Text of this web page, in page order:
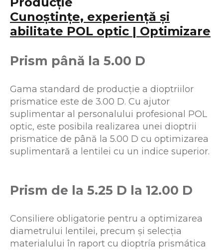
Cunoștințe, experiență și
abilitate POL optic | Optimizare
Prism până la 5.00 D
Gama standard de producție a dioptriilor
prismatice este de 3.00 D. Cu ajutor
suplimentar al personalului profesional POL
optic, este posibila realizarea unei dioptrii
prismatice de până la 5.00 D cu optimizarea
suplimentară a lentilei cu un indice superior.
Prism de la 5.25 D la 12.00 D
Consiliere obligatorie pentru a optimizarea
diametrului lentilei, precum și selecția
materialului în raport cu dioptría prismática